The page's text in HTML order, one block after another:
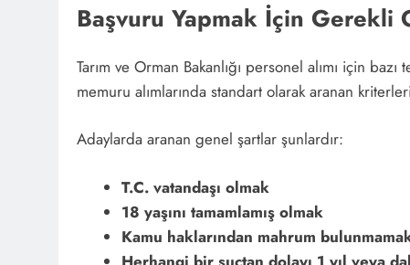
Başvuru Yapmak İçin Gerekli
Tarım ve Orman Bakanlığı personel alımı için
memuru alımlarında standart olarak aranan
Adaylarda aranan genel şartlar şunlardır:
T.C. vatandaşı olmak
18 yaşını tamamlamış olmak
Kamu haklarından mahrum